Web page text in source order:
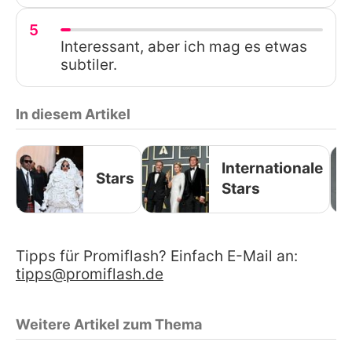
5
Interessant, aber ich mag es etwas
subtiler.
In diesem Artikel
Stars
Internationale
Stars
Tipps für Promiflash? Einfach E-Mail an:
tipps@promiflash.de
Weitere Artikel zum Thema